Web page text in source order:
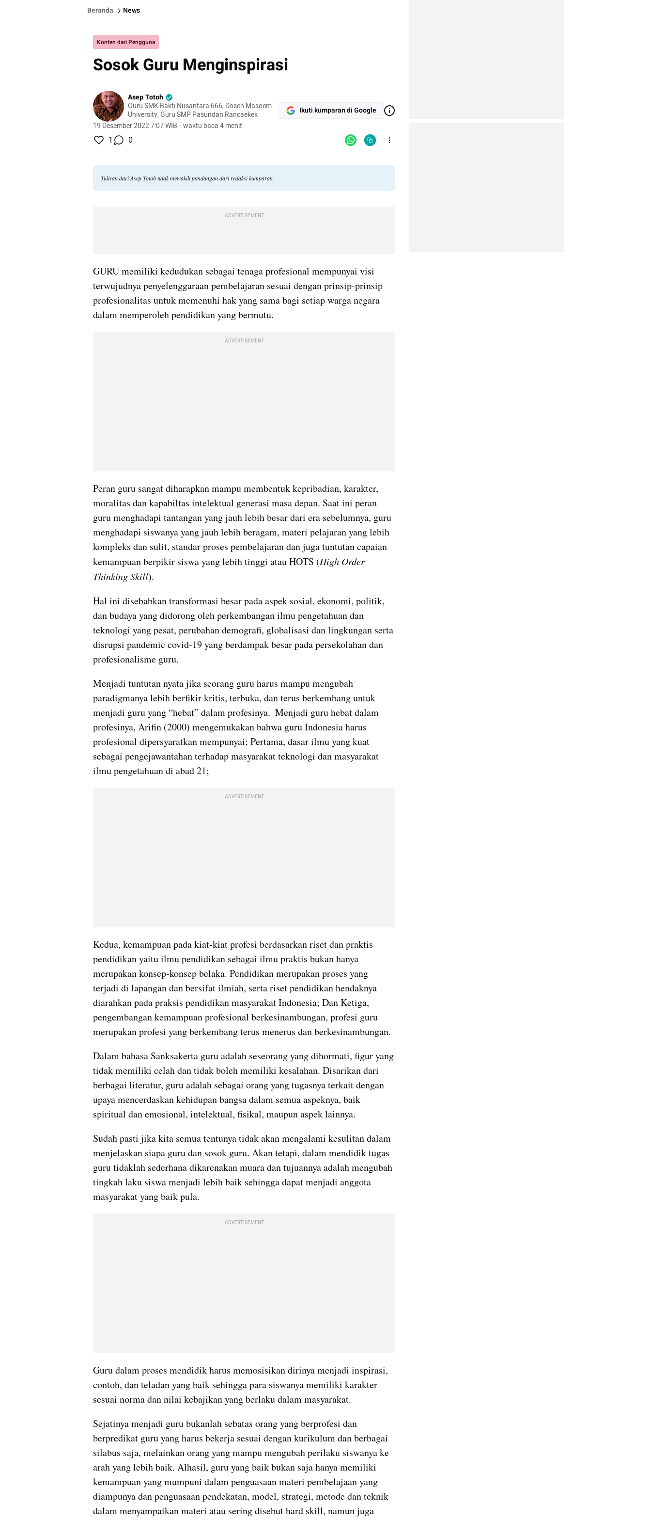
Beranda News
Konten dari Pengguna
Sosok Guru Menginspirasi
Asep Totoh
Guru SMK Bakti Nusantara 666, Dosen Masoem
University, Guru SMP Pasundan Rancaekek
19 Desember 2022 7:07 WIB · waktu baca 4 menit
Ikuti kumparan di Google
1 0
Tulisan dari Asep Totoh tidak mewakili pandangan dari redaksi kumparan
ADVERTISEMENT
GURU memiliki kedudukan sebagai tenaga profesional mempunyai visi
terwujudnya penyelenggaraan pembelajaran sesuai dengan prinsip-prinsip
profesionalitas untuk memenuhi hak yang sama bagi setiap warga negara
dalam memperoleh pendidikan yang bermutu.
ADVERTISEMENT
Peran guru sangat diharapkan mampu membentuk kepribadian, karakter,
moralitas dan kapabiltas intelektual generasi masa depan. Saat ini peran
guru menghadapi tantangan yang jauh lebih besar dari era sebelumnya, guru
menghadapi siswanya yang jauh lebih beragam, materi pelajaran yang lebih
kompleks dan sulit, standar proses pembelajaran dan juga tuntutan capaian
kemampuan berpikir siswa yang lebih tinggi atau HOTS (High Order
Thinking Skill).
Hal ini disebabkan transformasi besar pada aspek sosial, ekonomi, politik,
dan budaya yang didorong oleh perkembangan ilmu pengetahuan dan
teknologi yang pesat, perubahan demografi, globalisasi dan lingkungan serta
disrupsi pandemic covid-19 yang berdampak besar pada persekolahan dan
profesionalisme guru.
Menjadi tuntutan nyata jika seorang guru harus mampu mengubah
paradigmanya lebih berfikir kritis, terbuka, dan terus berkembang untuk
menjadi guru yang “hebat” dalam profesinya.  Menjadi guru hebat dalam
profesinya, Arifin (2000) mengemukakan bahwa guru Indonesia harus
profesional dipersyaratkan mempunyai; Pertama, dasar ilmu yang kuat
sebagai pengejawantahan terhadap masyarakat teknologi dan masyarakat
ilmu pengetahuan di abad 21;
ADVERTISEMENT
Kedua, kemampuan pada kiat-kiat profesi berdasarkan riset dan praktis
pendidikan yaitu ilmu pendidikan sebagai ilmu praktis bukan hanya
merupakan konsep-konsep belaka. Pendidikan merupakan proses yang
terjadi di lapangan dan bersifat ilmiah, serta riset pendidikan hendaknya
diarahkan pada praksis pendidikan masyarakat Indonesia; Dan Ketiga,
pengembangan kemampuan profesional berkesinambungan, profesi guru
merupakan profesi yang berkembang terus menerus dan berkesinambungan.
Dalam bahasa Sanksakerta guru adalah seseorang yang dihormati, figur yang
tidak memiliki celah dan tidak boleh memiliki kesalahan. Disarikan dari
berbagai literatur, guru adalah sebagai orang yang tugasnya terkait dengan
upaya mencerdaskan kehidupan bangsa dalam semua aspeknya, baik
spiritual dan emosional, intelektual, fisikal, maupun aspek lainnya.
Sudah pasti jika kita semua tentunya tidak akan mengalami kesulitan dalam
menjelaskan siapa guru dan sosok guru. Akan tetapi, dalam mendidik tugas
guru tidaklah sederhana dikarenakan muara dan tujuannya adalah mengubah
tingkah laku siswa menjadi lebih baik sehingga dapat menjadi anggota
masyarakat yang baik pula.
ADVERTISEMENT
Guru dalam proses mendidik harus memosisikan dirinya menjadi inspirasi,
contoh, dan teladan yang baik sehingga para siswanya memiliki karakter
sesuai norma dan nilai kebajikan yang berlaku dalam masyarakat.
Sejatinya menjadi guru bukanlah sebatas orang yang berprofesi dan
berpredikat guru yang harus bekerja sesuai dengan kurikulum dan berbagai
silabus saja, melainkan orang yang mampu mengubah perilaku siswanya ke
arah yang lebih baik. Alhasil, guru yang baik bukan saja hanya memiliki
kemampuan yang mumpuni dalam penguasaan materi pembelajaan yang
diampunya dan penguasaan pendekatan, model, strategi, metode dan teknik
dalam menyampaikan materi atau sering disebut hard skill, namun juga